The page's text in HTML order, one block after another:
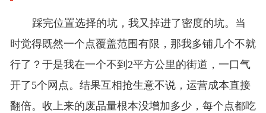
踩完位置选择的坑，我又掉进了密度的坑。当
时觉得既然一个点覆盖范围有限，那我多铺几个不就
行了？于是我在一个不到2平方公里的街道，一口气
开了5个网点。结果互相抢生意不说，运营成本直接
翻倍。收上来的废品量根本没增加多少，每个点都吃